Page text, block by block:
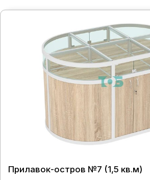
Прилавок-остров №7 (1,5 кв.м)